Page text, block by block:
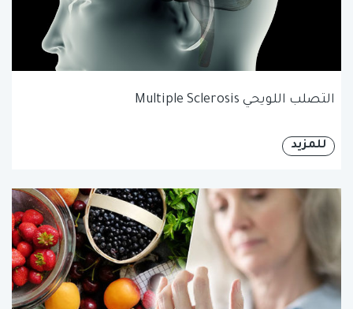
التصلب اللويحي Multiple Sclerosis
للمزيد